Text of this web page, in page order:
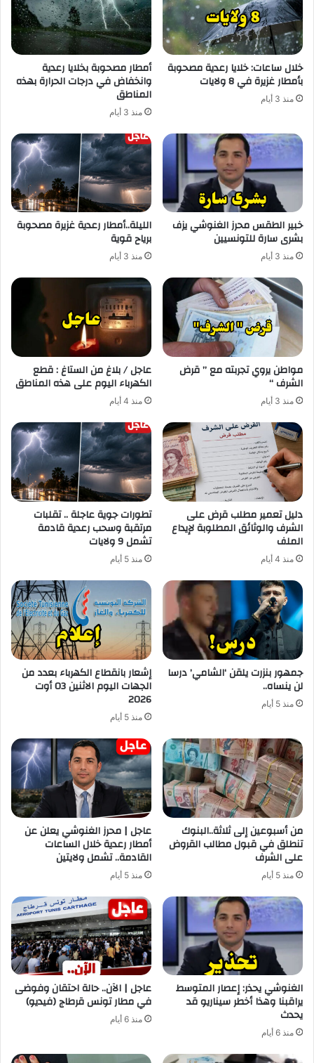
خلال ساعات: خلايا رعدية مصحوبة
بأمطار غزيرة في 8 ولايات
منذ 3 أيام
أمطار مصحوبة بخلايا رعدية
وانخفاض في درجات الحرارة بهذه
المناطق
منذ 3 أيام
خبير الطقس محرز الغنوشي يزف
بشرى سارة للتونسيين
منذ 3 أيام
الليلة..أمطار رعدية غزيرة مصحوبة
برياح قوية
منذ 3 أيام
مواطن يروي تجربته مع ” قرض
الشرف “
منذ 3 أيام
عاجل / بلاغ من الستاغ : قطع
الكهرباء اليوم على هذه المناطق
منذ 4 أيام
دليل تعمير مطلب قرض على
الشرف والوثائق المطلوبة لإيداع
الملف
منذ 4 أيام
تطورات جوية عاجلة .. تقلبات
مرتقبة وسحب رعدية قادمة
تشمل 9 ولايات
منذ 5 أيام
جمهور بنزرت يلقن ‘الشامي’ درسا
لن ينساه..
منذ 5 أيام
إشعار بانقطاع الكهرباء بعدد من
الجهات اليوم الاثنين 03 أوت
2026
منذ 5 أيام
من أسبوعين إلى ثلاثة..البنوك
تنطلق في قبول مطالب القروض
على الشرف
منذ 5 أيام
عاجل | محرز الغنوشي يعلن عن
أمطار رعدية خلال الساعات
القادمة.. تشمل ولايتين
منذ 5 أيام
الغنوشي يحذر: إعصار المتوسط
يراقبنا وهذا أخطر سيناريو قد
يحدث
منذ 6 أيام
عاجل | الآن.. حالة احتقان وفوضى
في مطار تونس قرطاج (فيديو)
منذ 6 أيام